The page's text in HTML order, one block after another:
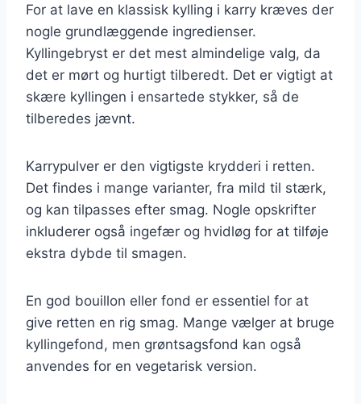
For at lave en klassisk kylling i karry kræves der
nogle grundlæggende ingredienser.
Kyllingebryst er det mest almindelige valg, da
det er mørt og hurtigt tilberedt. Det er vigtigt at
skære kyllingen i ensartede stykker, så de
tilberedes jævnt.
Karrypulver er den vigtigste krydderi i retten.
Det findes i mange varianter, fra mild til stærk,
og kan tilpasses efter smag. Nogle opskrifter
inkluderer også ingefær og hvidløg for at tilføje
ekstra dybde til smagen.
En god bouillon eller fond er essentiel for at
give retten en rig smag. Mange vælger at bruge
kyllingefond, men grøntsagsfond kan også
anvendes for en vegetarisk version.